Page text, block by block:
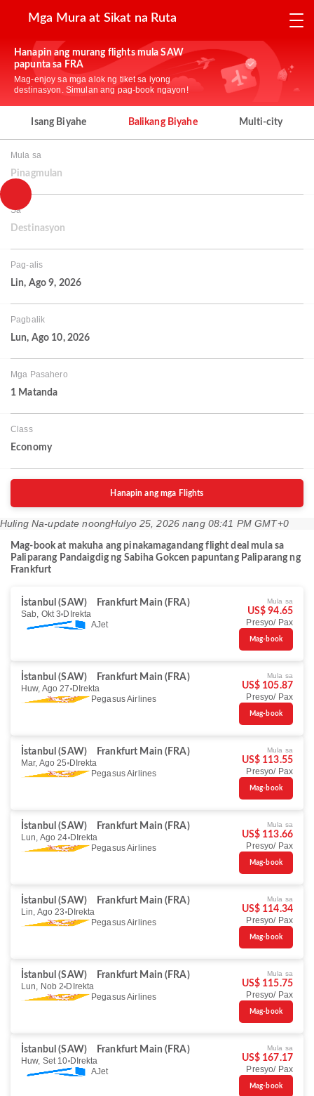
Mga Mura at Sikat na Ruta
Hanapin ang murang flights mula SAW
papunta sa FRA
Mag-enjoy sa mga alok ng tiket sa iyong
destinasyon. Simulan ang pag-book ngayon!
Isang Biyahe Balikang Biyahe Multi-city
Mula sa
Pinagmulan
Sa
Destinasyon
Pag-alis
Lin, Ago 9, 2026
Pagbalik
Lun, Ago 10, 2026
Mga Pasahero
1 Matanda
Class
Economy
Hanapin ang mga Flights
Huling Na-update noongHulyo 25, 2026 nang 08:41 PM GMT+0
Mag-book at makuha ang pinakamagandang flight deal mula sa
Paliparang Pandaigdig ng Sabiha Gokcen papuntang Paliparang ng
Frankfurt
İstanbul (SAW)
Frankfurt Main (FRA)
Sab, Okt 3 DIrekta
AJet
Mula sa
US$ 94.65
Presyo/ Pax
Mag-book
İstanbul (SAW)
Frankfurt Main (FRA)
Huw, Ago 27 DIrekta
Pegasus Airlines
Mula sa
US$ 105.87
Presyo/ Pax
Mag-book
İstanbul (SAW)
Frankfurt Main (FRA)
Mar, Ago 25 DIrekta
Pegasus Airlines
Mula sa
US$ 113.55
Presyo/ Pax
Mag-book
İstanbul (SAW)
Frankfurt Main (FRA)
Lun, Ago 24 DIrekta
Pegasus Airlines
Mula sa
US$ 113.66
Presyo/ Pax
Mag-book
İstanbul (SAW)
Frankfurt Main (FRA)
Lin, Ago 23 DIrekta
Pegasus Airlines
Mula sa
US$ 114.34
Presyo/ Pax
Mag-book
İstanbul (SAW)
Frankfurt Main (FRA)
Lun, Nob 2 DIrekta
Pegasus Airlines
Mula sa
US$ 115.75
Presyo/ Pax
Mag-book
İstanbul (SAW)
Frankfurt Main (FRA)
Huw, Set 10 DIrekta
AJet
Mula sa
US$ 167.17
Presyo/ Pax
Mag-book